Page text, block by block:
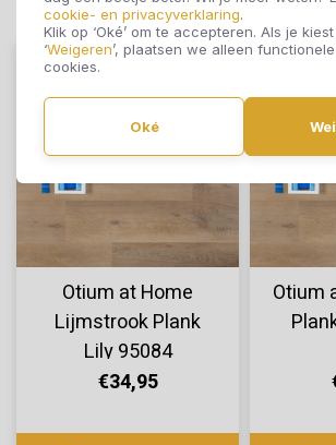
cookie- en privacyverklaring.
Klik op ‘Oké’ om te accepteren. Als je
‘Weigeren’, plaatsen we alleen
cookies.
Oké
Otium at Home
Lijmstrook Plank
Lily 95084
€34,95
Otium